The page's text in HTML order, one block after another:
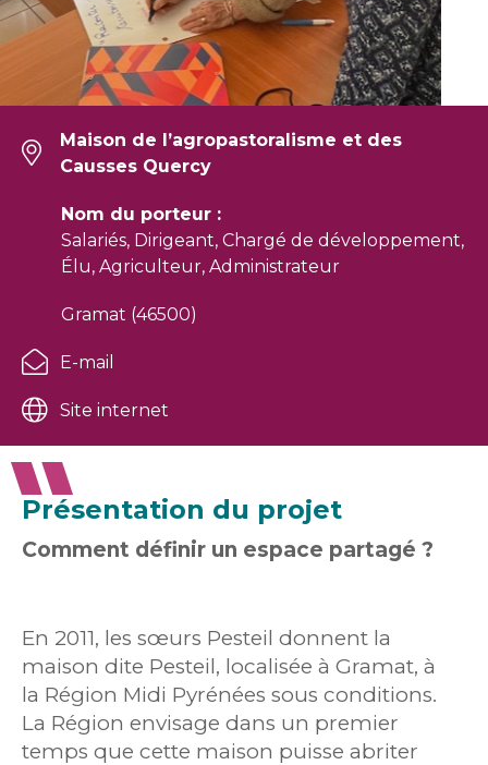
Maison de l’agropastoralisme et des
Causses Quercy
Nom du porteur :
Salariés, Dirigeant, Chargé de développement,
Élu, Agriculteur, Administrateur
Gramat (46500)
E-mail
Site internet
Présentation du projet
Comment définir un espace partagé ?
En 2011, les sœurs Pesteil donnent la
maison dite Pesteil, localisée à Gramat, à
la Région Midi Pyrénées sous conditions.
La Région envisage dans un premier
temps que cette maison puisse abriter